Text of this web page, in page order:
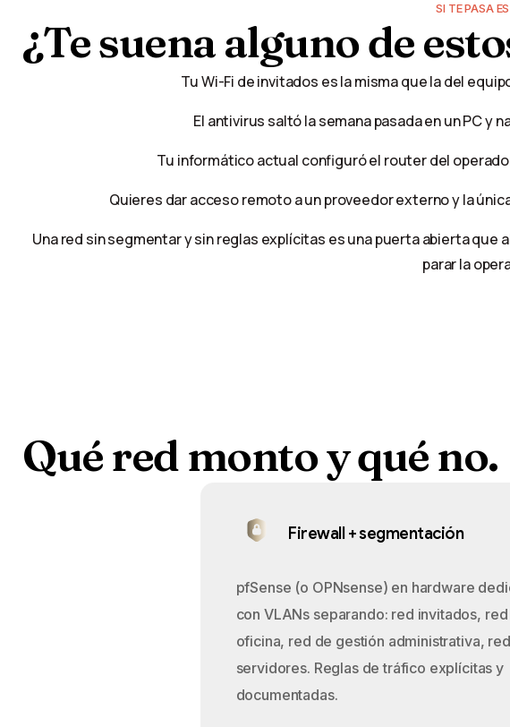
SI TE PASA
¿Tesuenaalgunode
Tu Wi-Fi de invitados es la misma que la del
El antivirus saltó la semana pasada en un PC y
Tu informático actual configuró el router del
Quieres dar acceso remoto a un proveedor externo y la
Una red sin segmentar y sin reglas explícitas es una puerta abierta que
parar la
Quéredmontoyquéno.
Firewall + segmentación
pfSense (o OPNsense) en hardware
con VLANs separando: red invitados,
oficina, red de gestión administrativa,
servidores. Reglas de tráfico explícitas y
documentadas.